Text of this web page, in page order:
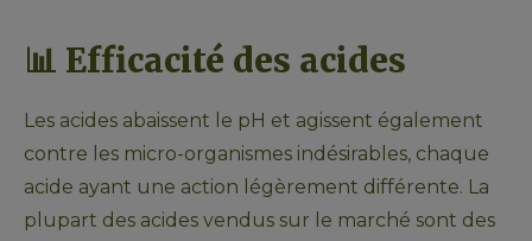
📊 Efficacité des acides
Les acides abaissent le pH et agissent également
contre les micro-organismes indésirables, chaque
acide ayant une action légèrement différente. La
plupart des acides vendus sur le marché sont des